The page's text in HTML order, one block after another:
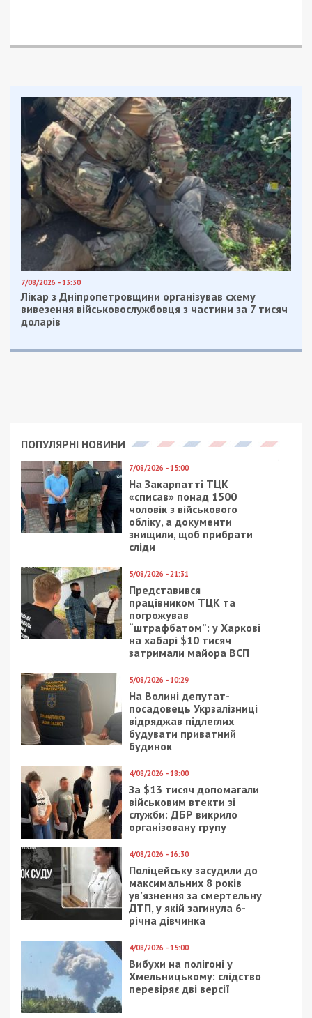
7/08/2026 - 13:30
Лікар з Дніпропетровщини організував схему
вивезення військовослужбовця з частини за 7 тисяч
доларів
ПОПУЛЯРНІ НОВИНИ
7/08/2026 - 15:00
На Закарпатті ТЦК
«списав» понад 1500
чоловік з військового
обліку, а документи
знищили, щоб прибрати
сліди
5/08/2026 - 21:31
Представився
працівником ТЦК та
погрожував
“штрафбатом”: у Харкові
на хабарі $10 тисяч
затримали майора ВСП
5/08/2026 - 10:29
На Волині депутат-
посадовець Укрзалізниці
відряджав підлеглих
будувати приватний
будинок
4/08/2026 - 18:00
За $13 тисяч допомагали
військовим втекти зі
служби: ДБР викрило
організовану групу
4/08/2026 - 16:30
Поліцейську засудили до
максимальних 8 років
ув’язнення за смертельну
ДТП, у якій загинула 6-
річна дівчинка
4/08/2026 - 15:00
Вибухи на полігоні у
Хмельницькому: слідство
перевіряє дві версії